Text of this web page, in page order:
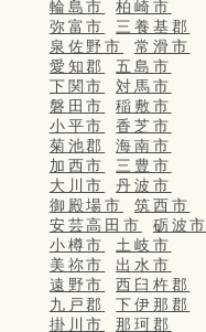
輪島市
柏崎市
弥富市
三養基郡
泉佐野市
常滑市
愛知郡
五島市
下関市
対馬市
磐田市
稲敷市
小平市
香芝市
菊池郡
海南市
加西市
三豊市
大川市
丹波市
御殿場市
筑西市
安芸高田市
砺波市
小樽市
土岐市
美祢市
出水市
遠野市
西臼杵郡
九戸郡
下伊那郡
掛川市
那珂郡